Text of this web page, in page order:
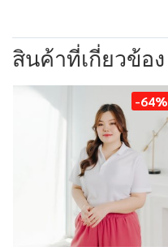
สินค้าที่เกี่ยวข้อง
-64%